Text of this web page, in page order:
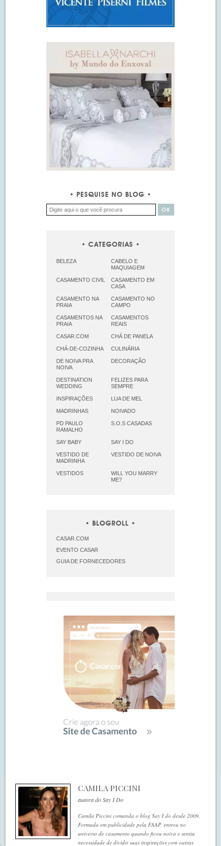
PESQUISE NO BLOG
CATEGORIAS
BELEZA
CABELO E
MAQUIAGEM
CASAMENTO CIVIL
CASAMENTO EM
CASA
CASAMENTO NA
PRAIA
CASAMENTO NO
CAMPO
CASAMENTOS NA
PRAIA
CASAMENTOS
REAIS
CASAR.COM CHÁ DE PANELA
CHÁ-DE-COZINHA CULINÁRIA
DE NOIVA PRA
NOIVA
DECORAÇÃO
DESTINATION
WEDDING
FELIZES PARA
SEMPRE
INSPIRAÇÕES LUA DE MEL
MADRINHAS NOIVADO
PD PAULO
RAMALHO
S.O.S CASADAS
SAY BABY SAY I DO
VESTIDO DE
MADRINHA
VESTIDO DE NOIVA
VESTIDOS
WILL YOU MARRY
ME?
BLOGROLL
CASAR.COM
EVENTO CASAR
GUIA DE FORNECEDORES
CAMILA PICCINI
autora do Say I Do
Camila Piccini comanda o blog Say I do desde 2009.
Formada em publicidade pela FAAP, entrou no
universo de casamento quando ficou noiva e sentiu
necessidade de dividir suas inspirações com outras